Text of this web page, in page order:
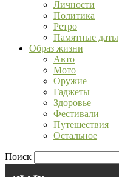
Личности
Политика
Ретро
Памятные даты
Образ жизни
Авто
Мото
Оружие
Гаджеты
Здоровье
Фестивали
Путешествия
Остальное
Поиск